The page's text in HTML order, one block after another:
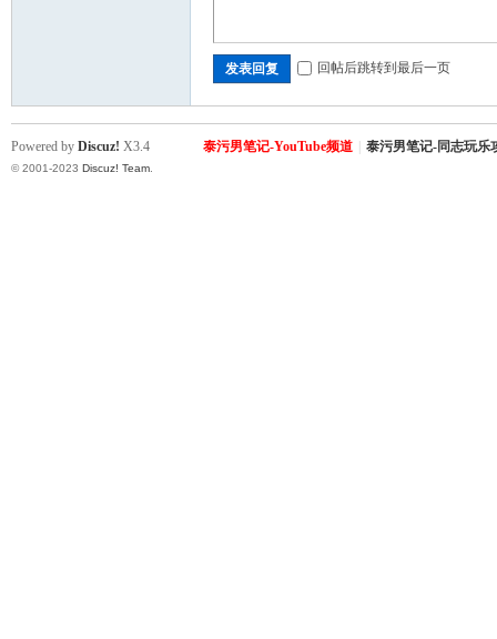
发表回复 回帖后跳转到最后一页
泰污男笔记-YouTube频道 泰污男笔记-同志玩乐
Powered by Discuz! X3.4
© 2001-2023 Discuz! Team.